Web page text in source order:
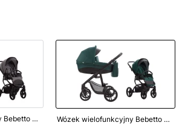
Wózek wielofunkcyjny Bebetto Holland New 01 Wózek wielofunkcyjny Bebetto Holland New 04